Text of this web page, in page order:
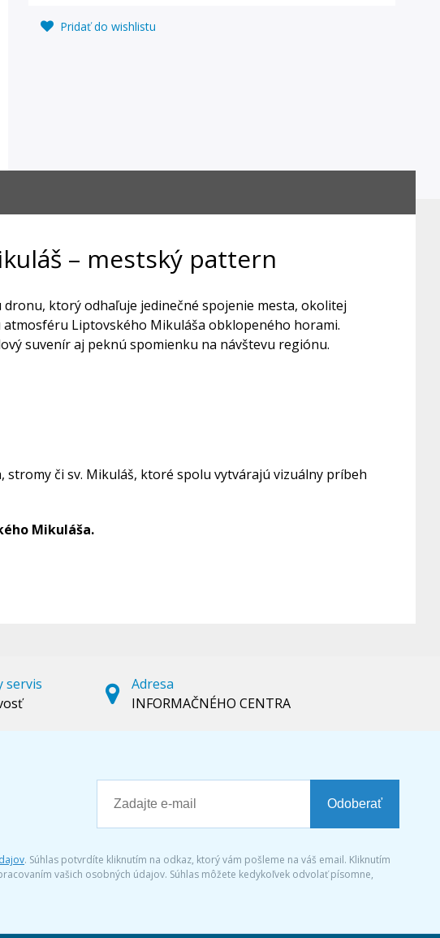
Pridať do wishlistu
– mestský pattern
ktorý odhaľuje jedinečné spojenie mesta, okolitej
Liptovského Mikuláša obklopeného horami.
suvenír aj peknú spomienku na návštevu regiónu.
stromy či sv. Mikuláš, ktoré spolu vytvárajú vizuálny príbeh
Mikuláša.
servis
Adresa
INFORMAČNÉHO CENTRA
Odoberať
. Súhlas potvrdíte kliknutím na odkaz, ktorý vám pošleme na váš email. Kliknutím
vašich osobných údajov. Súhlas môžete kedykoľvek odvolať písomne,